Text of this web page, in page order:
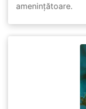
amenințătoare.